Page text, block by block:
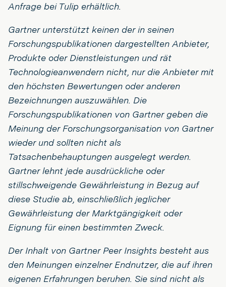
Anfrage bei Tulip erhältlich.
Gartner unterstützt keinen der in seinen
Forschungspublikationen dargestellten Anbieter,
Produkte oder Dienstleistungen und rät
Technologieanwendern nicht, nur die Anbieter mit
den höchsten Bewertungen oder anderen
Bezeichnungen auszuwählen. Die
Forschungspublikationen von Gartner geben die
Meinung der Forschungsorganisation von Gartner
wieder und sollten nicht als
Tatsachenbehauptungen ausgelegt werden.
Gartner lehnt jede ausdrückliche oder
stillschweigende Gewährleistung in Bezug auf
diese Studie ab, einschließlich jeglicher
Gewährleistung der Marktgängigkeit oder
Eignung für einen bestimmten Zweck.
Der Inhalt von Gartner Peer Insights besteht aus
den Meinungen einzelner Endnutzer, die auf ihren
eigenen Erfahrungen beruhen. Sie sind nicht als